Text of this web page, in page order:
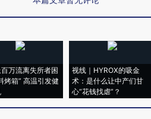
万流离失所者困
烤箱” 高温引发健
视线｜HYROX的吸金
术：是什么让中产们甘
心“花钱找虐”？